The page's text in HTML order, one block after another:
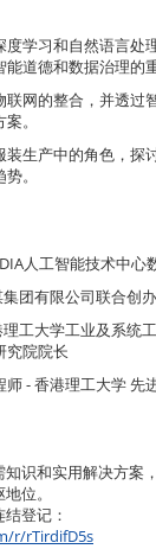
度学习和自然语言处
道德和数据治理的重
联网的整合，并透过
。
装生产中的角色，探
。
人工智能技术中心
团有限公司联合创
工大学工业及系统
究院院长
师 - 香港理工大学 先
识和实用解决方案
位。
登记：
r/rTirdifD5s